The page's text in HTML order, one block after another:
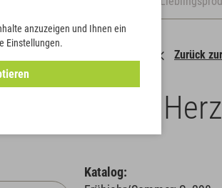
Zurück
Deco Herz
Katalog:
anzuzeigen und Ihnen ein
Einstellungen.